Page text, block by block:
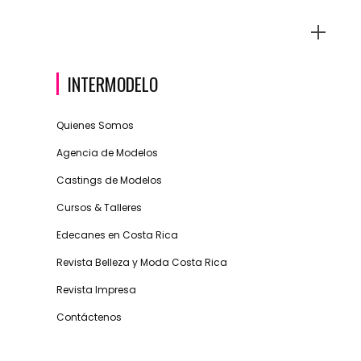
INTERMODELO
Quienes Somos
Agencia de Modelos
Castings de Modelos
Cursos & Talleres
Edecanes en Costa Rica
Revista Belleza y Moda Costa Rica
Revista Impresa
Contáctenos